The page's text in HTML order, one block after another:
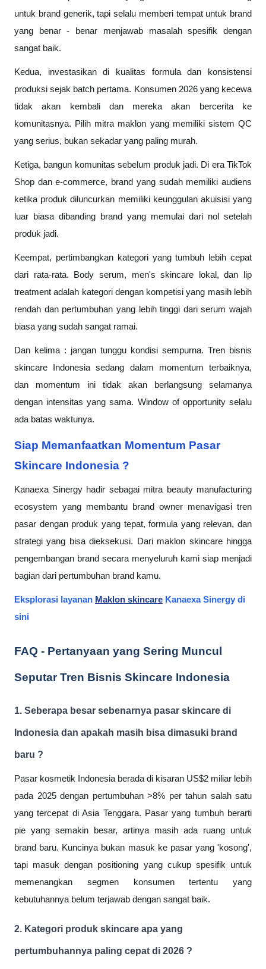
untuk brand generik, tapi selalu memberi tempat untuk brand
yang benar - benar menjawab masalah spesifik dengan
sangat baik.
Kedua, investasikan di kualitas formula dan konsistensi
produksi sejak batch pertama. Konsumen 2026 yang kecewa
tidak akan kembali dan mereka akan bercerita ke
komunitasnya. Pilih mitra maklon yang memiliki sistem QC
yang serius, bukan sekadar yang paling murah.
Ketiga, bangun komunitas sebelum produk jadi. Di era TikTok
Shop dan e-commerce, brand yang sudah memiliki audiens
ketika produk diluncurkan memiliki keunggulan akuisisi yang
luar biasa dibanding brand yang memulai dari nol setelah
produk jadi.
Keempat, pertimbangkan kategori yang tumbuh lebih cepat
dari rata-rata. Body serum, men's skincare lokal, dan lip
treatment adalah kategori dengan kompetisi yang masih lebih
rendah dan pertumbuhan yang lebih tinggi dari serum wajah
biasa yang sudah sangat ramai.
Dan kelima : jangan tunggu kondisi sempurna. Tren bisnis
skincare Indonesia sedang dalam momentum terbaiknya,
dan momentum ini tidak akan berlangsung selamanya
dengan intensitas yang sama. Window of opportunity selalu
ada batas waktunya.
Siap Memanfaatkan Momentum Pasar
Skincare Indonesia ?
Kanaexa Sinergy hadir sebagai mitra beauty manufacturing
ecosystem yang membantu brand owner menavigasi tren
pasar dengan produk yang tepat, formula yang relevan, dan
strategi yang bisa dieksekusi. Dari maklon skincare hingga
pengembangan brand secara menyeluruh kami siap menjadi
bagian dari pertumbuhan brand kamu.
Eksplorasi layanan Maklon skincare Kanaexa Sinergy di
sini
FAQ - Pertanyaan yang Sering Muncul
Seputar Tren Bisnis Skincare Indonesia
1. Seberapa besar sebenarnya pasar skincare di
Indonesia dan apakah masih bisa dimasuki brand
baru ?
Pasar kosmetik Indonesia berada di kisaran US$2 miliar lebih
pada 2025 dengan pertumbuhan >8% per tahun salah satu
yang tercepat di Asia Tenggara. Pasar yang tumbuh berarti
pie yang semakin besar, artinya masih ada ruang untuk
brand baru. Kuncinya bukan masuk ke pasar yang 'kosong',
tapi masuk dengan positioning yang cukup spesifik untuk
memenangkan segmen konsumen tertentu yang
kebutuhannya belum terjawab dengan sangat baik.
2. Kategori produk skincare apa yang
pertumbuhannya paling cepat di 2026 ?